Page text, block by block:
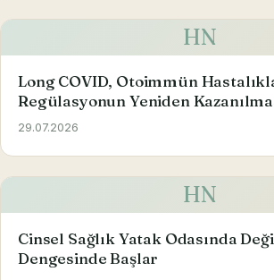
HN
Long COVID, Otoimmün
Regülasyonun Yeniden
29.07.2026
HN
Cinsel Sağlık Yatak Odasında
Dengesinde Başlar